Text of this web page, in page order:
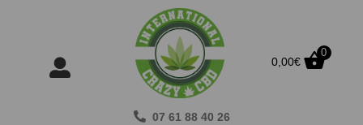
0,00€
0
07 61 88 40 26